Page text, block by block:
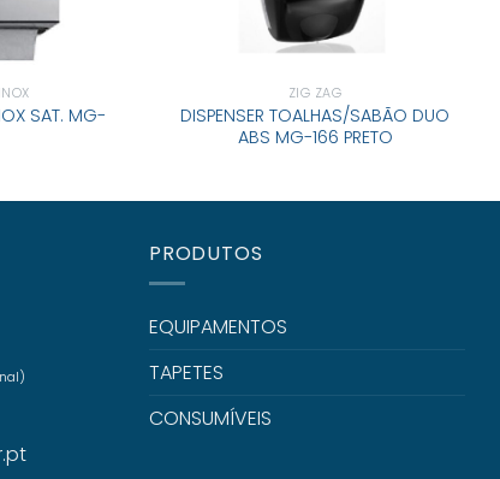
SAT. MG-
ZIG ZAG
DISPENSER TOALHAS/SABÃO DUO
ABS MG-166 PRETO
PRODUTOS
EQUIPAMENTOS
TAPETES
CONSUMÍVEIS